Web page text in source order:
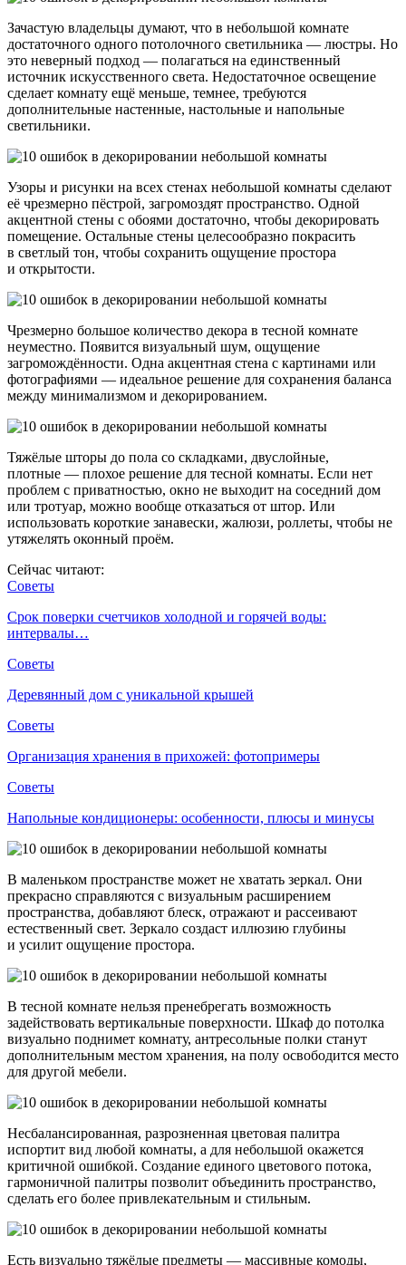
Зачастую владельцы думают, что в небольшой комнате
достаточного одного потолочного светильника — люстры. Но
это неверный подход — полагаться на единственный
источник искусственного света. Недостаточное освещение
сделает комнату ещё меньше, темнее, требуются
дополнительные настенные, настольные и напольные
светильники.
Узоры и рисунки на всех стенах небольшой комнаты сделают
её чрезмерно пёстрой, загромоздят пространство. Одной
акцентной стены с обоями достаточно, чтобы декорировать
помещение. Остальные стены целесообразно покрасить
в светлый тон, чтобы сохранить ощущение простора
и открытости.
Чрезмерно большое количество декора в тесной комнате
неуместно. Появится визуальный шум, ощущение
загромождённости. Одна акцентная стена с картинами или
фотографиями — идеальное решение для сохранения баланса
между минимализмом и декорированием.
Тяжёлые шторы до пола со складками, двуслойные,
плотные — плохое решение для тесной комнаты. Если нет
проблем с приватностью, окно не выходит на соседний дом
или тротуар, можно вообще отказаться от штор. Или
использовать короткие занавески, жалюзи, роллеты, чтобы не
утяжелять оконный проём.
Сейчас читают:
Советы
Срок поверки счетчиков холодной и горячей воды:
интервалы…
Советы
Деревянный дом с уникальной крышей
Советы
Организация хранения в прихожей: фотопримеры
Советы
Напольные кондиционеры: особенности, плюсы и минусы
В маленьком пространстве может не хватать зеркал. Они
прекрасно справляются с визуальным расширением
пространства, добавляют блеск, отражают и рассеивают
естественный свет. Зеркало создаст иллюзию глубины
и усилит ощущение простора.
В тесной комнате нельзя пренебрегать возможность
задействовать вертикальные поверхности. Шкаф до потолка
визуально поднимет комнату, антресольные полки станут
дополнительным местом хранения, на полу освободится место
для другой мебели.
Несбалансированная, разрозненная цветовая палитра
испортит вид любой комнаты, а для небольшой окажется
критичной ошибкой. Создание единого цветового потока,
гармоничной палитры позволит объединить пространство,
сделать его более привлекательным и стильным.
Есть визуально тяжёлые предметы — массивные комоды,